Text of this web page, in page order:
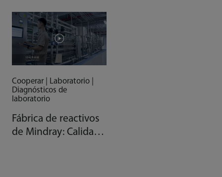
Cooperar | Laboratorio |
Diagnósticos de
laboratorio
Fábrica de reactivos
de Mindray: Calidad